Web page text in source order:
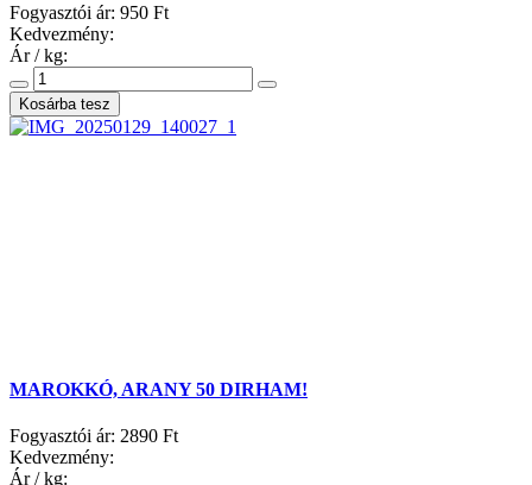
Fogyasztói ár: 950 Ft
Kedvezmény:
Ár / kg:
MAROKKÓ, ARANY 50 DIRHAM!
Fogyasztói ár: 2890 Ft
Kedvezmény:
Ár / kg: